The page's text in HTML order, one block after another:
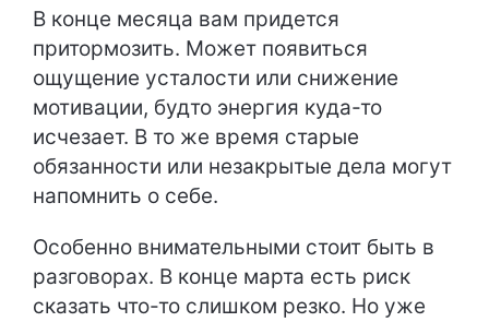
В конце месяца вам придется
притормозить. Может появиться
ощущение усталости или снижение
мотивации, будто энергия куда-то
исчезает. В то же время старые
обязанности или незакрытые дела могут
напомнить о себе.
Особенно внимательными стоит быть в
разговорах. В конце марта есть риск
сказать что-то слишком резко. Но уже